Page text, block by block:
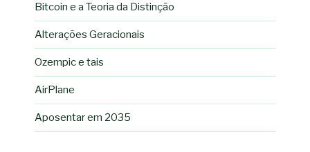
Bitcoin e a Teoria da Distinção
Alterações Geracionais
Ozempic e tais
AirPlane
Aposentar em 2035